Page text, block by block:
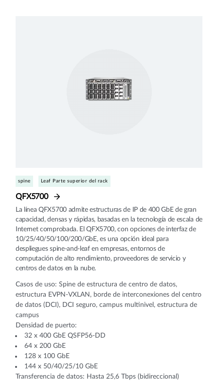
spine Leaf Parte superior del rack
QFX5700
La línea QFX5700 admite estructuras de IP de 400 GbE de gran
capacidad, densas y rápidas, basadas en la tecnología de escala de
Internet comprobada. El QFX5700, con opciones de interfaz de
10/25/40/50/100/200/GbE, es una opción ideal para
despliegues spine-and-leaf en empresas, entornos de
computación de alto rendimiento, proveedores de servicio y
centros de datos en la nube.
Casos de uso: Spine de estructura de centro de datos,
estructura EVPN-VXLAN, borde de interconexiones del centro
de datos (DCI), DCI seguro, campus multinivel, estructura de
campus
Densidad de puerto:
32 x 400 GbE QSFP56-DD
64 x 200 GbE
128 x 100 GbE
144 x 50/40/25/10 GbE
Transferencia de datos: Hasta 25,6 Tbps (bidireccional)